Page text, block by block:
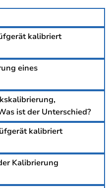
kalibriert
eines
ist der Unterschied?
kalibriert
Kalibrierung